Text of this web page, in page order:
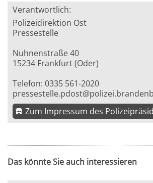
Verantwortlich:
Polizeidirektion Ost
Pressestelle
Nuhnenstraße 40
15234 Frankfurt (Oder)
Telefon: 0335 561-2020
Zum Impressum des
Das könnte Sie auch interessieren